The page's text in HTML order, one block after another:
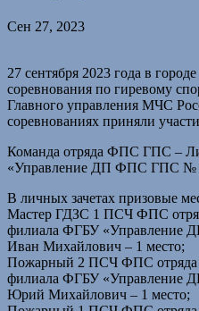
Сен 27, 2023
27 сентября 2023 года в
соревнования по гиревому
Главного управления МЧС
соревнованиях приняли
Команда отряда ФПС ГПС –
«Управление ДП ФПС ГПС №
В личных зачетах призовые
Мастер ГДЗС 1 ПСЧ ФПС
филиала ФГБУ
Иван Михайлович – 1 место;
Пожарный 2 ПСЧ ФПС
филиала ФГБУ
Юрий Михайлович – 1 место;